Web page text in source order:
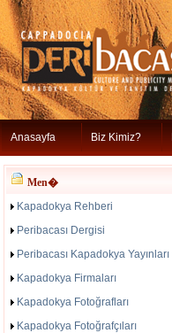
Anasayfa Biz Kimiz?
Men�
Kapadokya Rehberi
Peribacası Dergisi
Peribacası Kapadokya Yayınları
Kapadokya Firmaları
Kapadokya Fotoğrafları
Kapadokya Fotoğrafçıları